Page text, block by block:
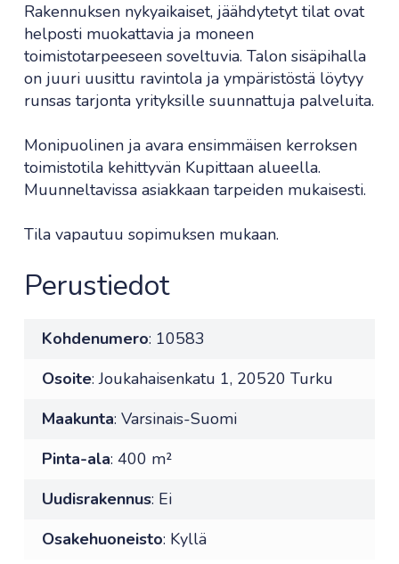
Rakennuksen nykyaikaiset, jäähdytetyt tilat ovat
helposti muokattavia ja moneen
toimistotarpeeseen soveltuvia. Talon sisäpihalla
on juuri uusittu ravintola ja ympäristöstä löytyy
runsas tarjonta yrityksille suunnattuja palveluita.
Monipuolinen ja avara ensimmäisen kerroksen
toimistotila kehittyvän Kupittaan alueella.
Muunneltavissa asiakkaan tarpeiden mukaisesti.
Tila vapautuu sopimuksen mukaan.
Perustiedot
Kohdenumero: 10583
Osoite: Joukahaisenkatu 1, 20520 Turku
Maakunta: Varsinais-Suomi
Pinta-ala: 400 m²
Uudisrakennus: Ei
Osakehuoneisto: Kyllä